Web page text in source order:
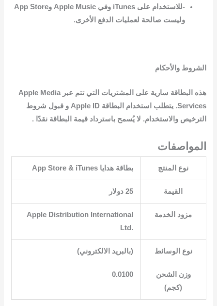
-للاستخدام على iTunes وفي Apple Music وApp Store
وليست صالحة لعمليات الدفع الأخرى.
الشروط والأحكام
هذه البطاقة سارية على المشتريات التي تتم عبر Apple Media
Services. يتطلب استخدام البطاقة Apple ID و قبول شروط
الترخيص والاستخدام. لا يُسمح باسترداد قيمة البطاقة نقدًا .
المواصفات
نوع المنتج ‎بطاقة هدايا App Store & iTunes‎
القيمة 25 دولار
مزود الخدمة
‎Apple Distribution International
Ltd.‎
نوع الوسائط ‎(بالبريد الالكتروني)‎
وزن الشحن
(كجم)
0.0100